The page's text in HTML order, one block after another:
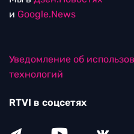
и Google.News
Уведомление об
технологий
RTVI в соцсетях